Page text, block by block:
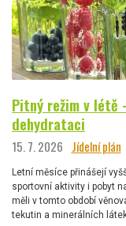
Pitný režim v létě
dehydrataci
15. 7. 2026 Jídelní plán
Letní měsíce přinášejí
sportovní aktivity i pobyt
měli v tomto období
tekutin a minerálních